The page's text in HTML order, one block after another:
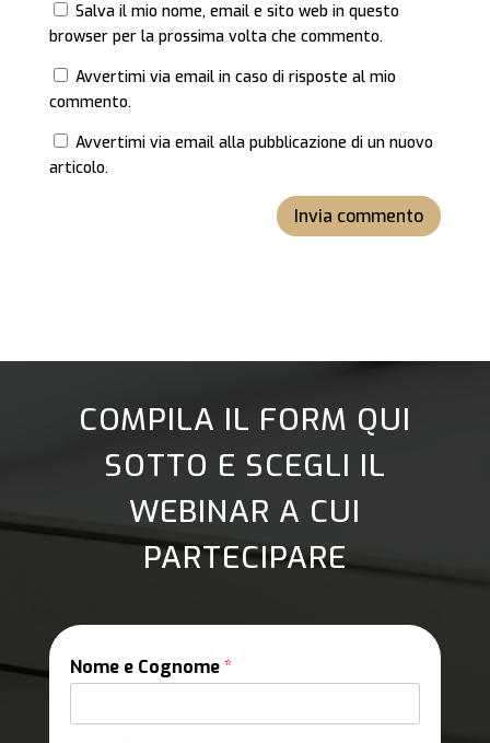
Salva il mio nome, email e sito web in questo
browser per la prossima volta che commento.
Avvertimi via email in caso di risposte al mio
commento.
Avvertimi via email alla pubblicazione di un nuovo
articolo.
Invia commento
COMPILA IL FORM QUI
SOTTO E SCEGLI IL
WEBINAR A CUI
PARTECIPARE
Nome e Cognome*